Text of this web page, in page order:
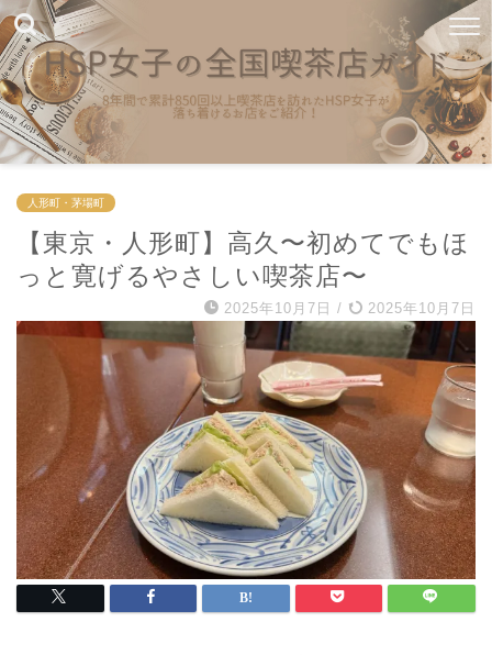
人形町・茅場町
【東京・人形町】高久〜初めてでもほ
っと寛げるやさしい喫茶店〜
2025年10月7日 / 2025年10月7日